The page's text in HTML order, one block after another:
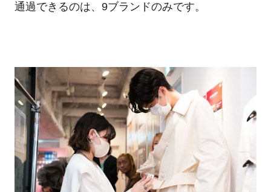
通過できるのは、9ブランドのみです。